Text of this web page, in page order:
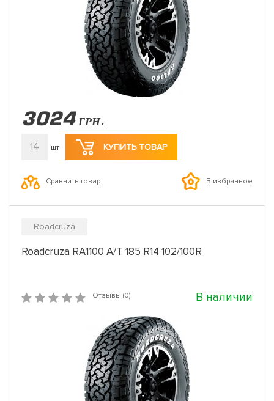
3024 ГРН.
14 шт КУПИТЬ ТОВАР
Сравнить товар В избранное
Roadcruza
Roadcruza RA1100 A/T 185 R14 102/100R
Отзывы (0) В наличии